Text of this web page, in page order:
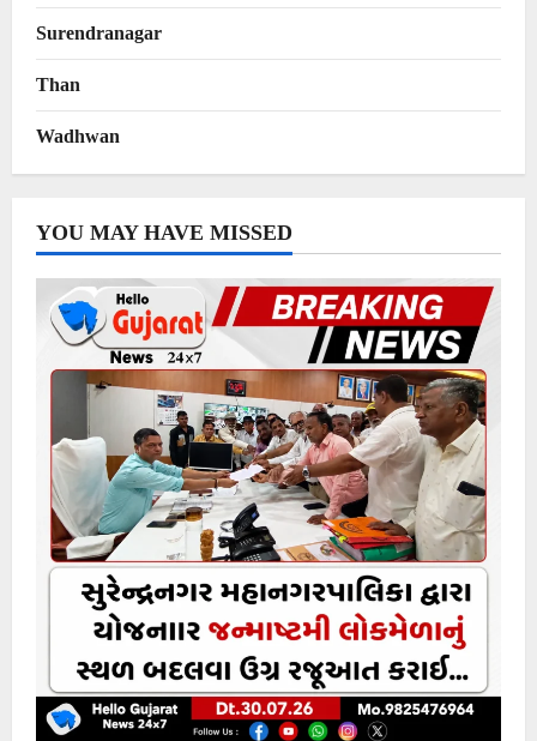
Surendranagar
Than
Wadhwan
YOU MAY HAVE MISSED